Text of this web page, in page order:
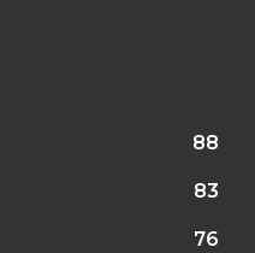
88
83
76